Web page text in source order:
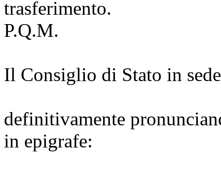
trasferimento.
P.Q.M.
Il Consiglio di Stato in
definitivamente
in epigrafe: